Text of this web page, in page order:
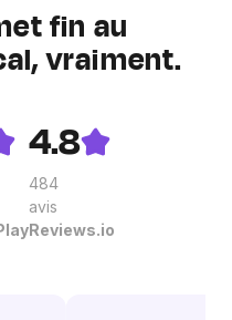
fin au
vraiment.
4.8
484
avis
Reviews.io